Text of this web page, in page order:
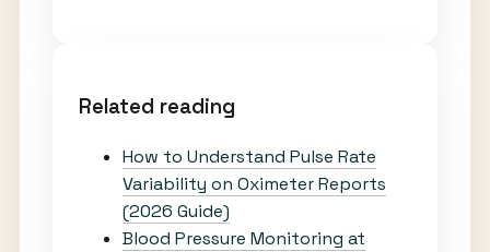
Related reading
How to Understand Pulse Rate
Variability on Oximeter Reports
(2026 Guide)
Blood Pressure Monitoring at